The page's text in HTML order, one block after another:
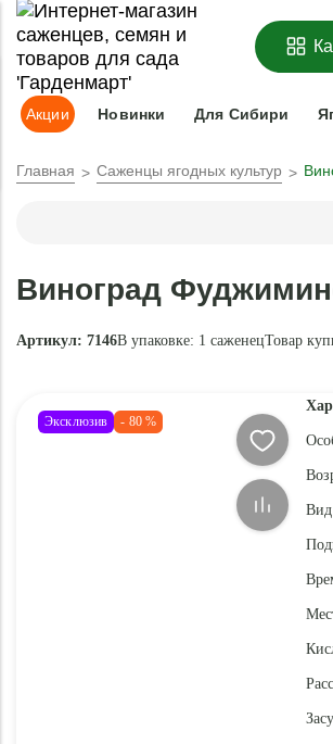
Адрес доставки:Москва Доставка и
Акции Новинки Для Сибири
Главная Саженцы ягодных культур
Виноград
Артикул: 7146В упаковке: 1 саженецТовар
Эксклюзив - 80 %
Вид